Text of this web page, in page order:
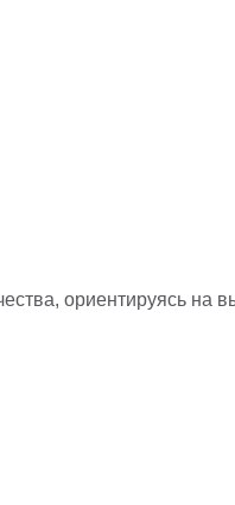
ориентируясь на